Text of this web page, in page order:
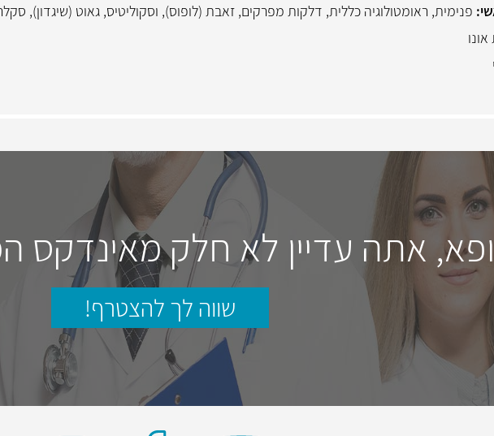
פנימית, ראומטולוגיה כללית, דלקות מפרקים, זאבת (לופוס), וסקוליטיס, גאוט (שיגדון),
אתה עדיין לא חלק מאינדקס
שווה לך להצטרף!